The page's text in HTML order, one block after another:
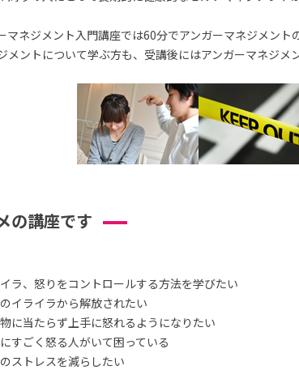
マネジメント入門講座では60分でアンガーマネジメン
メントについて学ぶ方も、受講後にはアンガーマネジメ
の講座です
ラ、怒りをコントロールする方法を学びたい
イライラから解放されたい
に当たらず上手に怒れるようになりたい
すごく怒る人がいて困っている
ストレスを減らしたい